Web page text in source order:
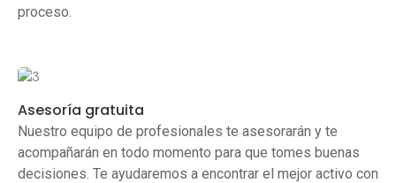
proceso.
Asesoría gratuita
Nuestro equipo de profesionales te asesorarán y te
acompañarán en todo momento para que tomes buenas
decisiones. Te ayudaremos a encontrar el mejor activo con